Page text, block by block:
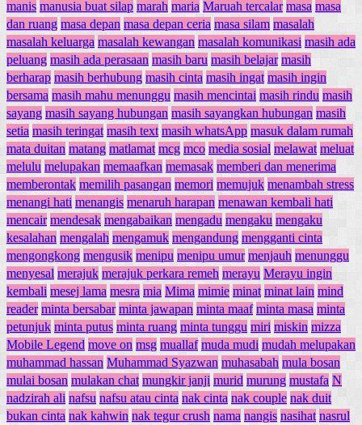
manis manusia buat silap marah maria Maruah tercalar masa masa
dan ruang masa depan masa depan ceria masa silam masalah
masalah keluarga masalah kewangan masalah komunikasi masih ada
peluang masih ada perasaan masih baru masih belajar masih
berharap masih berhubung masih cinta masih ingat masih ingin
bersama masih mahu menunggu masih mencintai masih rindu masih
sayang masih sayang hubungan masih sayangkan hubungan masih
setia masih teringat masih text masih whatsApp masuk dalam rumah
mata duitan matang matlamat mcg mco media sosial melawat meluat
melulu melupakan memaafkan memasak memberi dan menerima
memberontak memilih pasangan memori memujuk menambah stress
menangi hati menangis menaruh harapan menawan kembali hati
mencair mendesak mengabaikan mengadu mengaku mengaku
kesalahan mengalah mengamuk mengandung mengganti cinta
mengongkong mengusik menipu menipu umur menjauh menunggu
menyesal merajuk merajuk perkara remeh merayu Merayu ingin
kembali mesej lama mesra mia Mima mimie minat minat lain mind
reader minta bersabar minta jawapan minta maaf minta masa minta
petunjuk minta putus minta ruang minta tunggu miri miskin mizza
Mobile Legend move on msg muallaf muda mudi mudah melupakan
muhammad hassan Muhammad Syazwan muhasabah mula bosan
mulai bosan mulakan chat mungkir janji murid murung mustafa N
nadzirah ali nafsu nafsu atau cinta nak cinta nak couple nak duit
bukan cinta nak kahwin nak tegur crush nama nangis nasihat nasrul